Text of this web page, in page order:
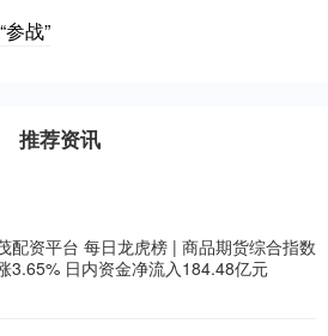
战”
推荐资讯
配资平台 每日龙虎榜 | 商品期货综合指数
3.65% 日内资金净流入184.48亿元